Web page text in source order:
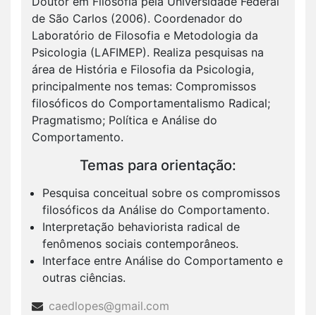
de São Carlos (2006). Coordenador do
Laboratório de Filosofia e Metodologia da
Psicologia (LAFIMEP). Realiza pesquisas na
área de História e Filosofia da Psicologia,
principalmente nos temas: Compromissos
filosóficos do Comportamentalismo Radical;
Pragmatismo; Política e Análise do
Comportamento.
Temas para orientação:
Pesquisa conceitual sobre os compromissos
filosóficos da Análise do Comportamento.
Interpretação behaviorista radical de
fenômenos sociais contemporâneos.
Interface entre Análise do Comportamento e
outras ciências.
caedlopes@gmail.com